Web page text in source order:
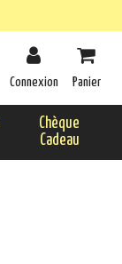
Connexion Panier
Chèque
Cadeau